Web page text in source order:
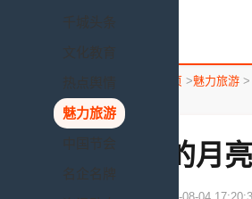
文化教育
热点舆情
魅力旅游
中国节会
名企名牌
您所在的位置： 首页 >魅力旅游 >
“十五的月